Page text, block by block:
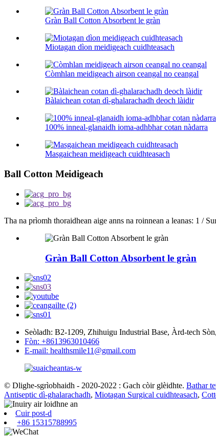
Gràn Ball Cotton Absorbent le gràn
Miotagan dìon meidigeach cuidhteasach
Còmhlan meidigeach airson ceangal no ceangal
Bàlaichean cotan dì-ghalarachadh deoch làidir
100% inneal-glanaidh ioma-adhbhar cotan nàdarra
Masgaichean meidigeach cuidhteasach
Ball Cotton Meidigeach
Tha na prìomh thoraidhean aige anns na roinnean a leanas: 1 /
Gràn Ball Cotton Absorbent le gràn
Seòladh: B2-1209, Zhihuigu Industrial Base, Àrd-tech
Fòn: +8613963010466
E-mail: healthsmile11@gmail.com
© Dlighe-sgrìobhaidh - 2020-2022 : Gach còir glèidhte. Bathar
Antiseptic dì-ghalarachadh, Miotagan Surgical cuidhteasach,
Cuir post-d
+86 15315788995